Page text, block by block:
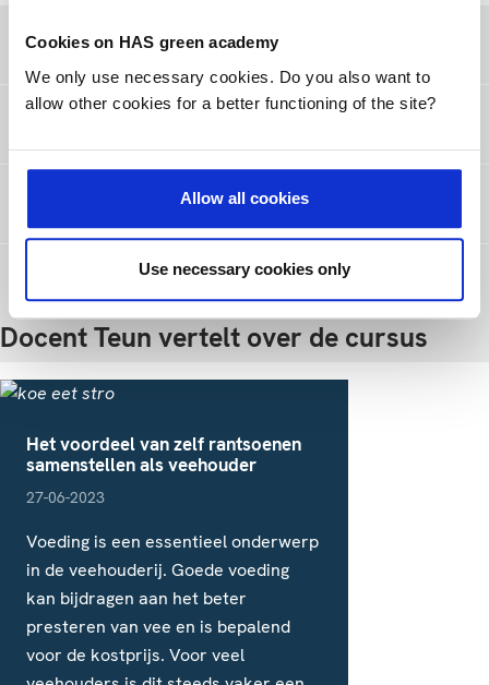
Cookies on HAS green academy
We only use necessary cookies. Do you also want to
allow other cookies for a better functioning of the site?
Allow all cookies
Use necessary cookies only
Start- en cursusdata
Afronding van de cursus
Prijsspecificatie
Docent Teun vertelt over de cursus
Het voordeel van zelf rantsoenen
samenstellen als veehouder
pubDate
27-06-2023
Voeding is een essentieel onderwerp
in de veehouderij. Goede voeding
kan bijdragen aan het beter
presteren van vee en is bepalend
voor de kostprijs. Voor veel